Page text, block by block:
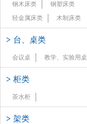
钢木床类
钢塑床类
轻金属床类
木制床类
> 台、桌类
会议桌 教学、实验用桌
> 柜类
茶水柜
> 架类